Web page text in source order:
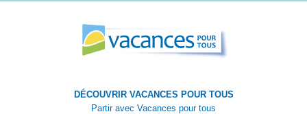
DÉCOUVRIR VACANCES POUR TOUS
Partir avec Vacances pour tous